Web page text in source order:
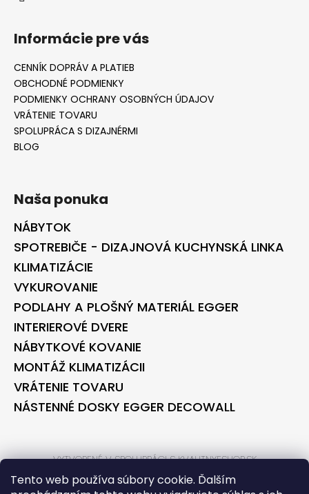
Tento web používa súbory cookie. Ďalším
Informácie pre vás
CENNÍK DOPRÁV A PLATIEB
OBCHODNÉ PODMIENKY
PODMIENKY OCHRANY OSOBNÝCH ÚDAJOV
VRÁTENIE TOVARU
SPOLUPRÁCA S DIZAJNÉRMI
BLOG
Naša ponuka
NÁBYTOK
SPOTREBIČE - DIZAJNOVÁ KUCHYNSKÁ LINKA
KLIMATIZÁCIE
VYKUROVANIE
PODLAHY A PLOŠNÝ MATERIÁL EGGER
INTERIEROVÉ DVERE
NÁBYTKOVÉ KOVANIE
MONTÁŽ KLIMATIZÁCII
VRÁTENIE TOVARU
NÁSTENNÉ DOSKY EGGER DECOWALL
VYTVORENÉ V SPOLUPRÁCI S KVALITNYESHOP.SK
VYTVORENÉ V SPOLUPRÁCI S BONTEC.SK